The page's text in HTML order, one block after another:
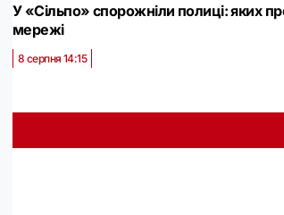
У «Сільпо» спорожніли полиці: яких
мережі
8 серпня 14:15